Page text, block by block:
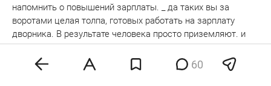
напомнить о повышений зарплаты. _ да таких вы за
воротами целая толпа, готовых работать на зарплату
дворника. В результате человека просто приземляют. и
так везде!
60